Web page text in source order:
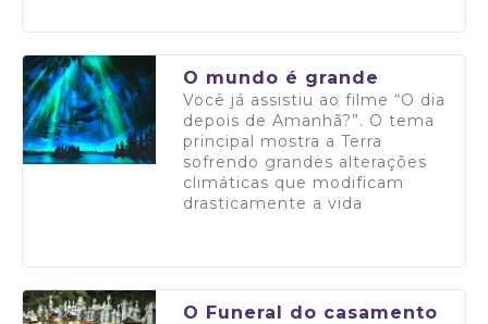
O mundo é grande
Você já assistiu ao filme “O dia
depois de Amanhã?”. O tema
principal mostra a Terra
sofrendo grandes alterações
climáticas que modificam
drasticamente a vida
O Funeral do casamento